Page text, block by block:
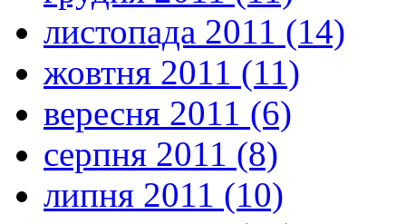
листопада 2011 (14)
жовтня 2011 (11)
вересня 2011 (6)
серпня 2011 (8)
липня 2011 (10)